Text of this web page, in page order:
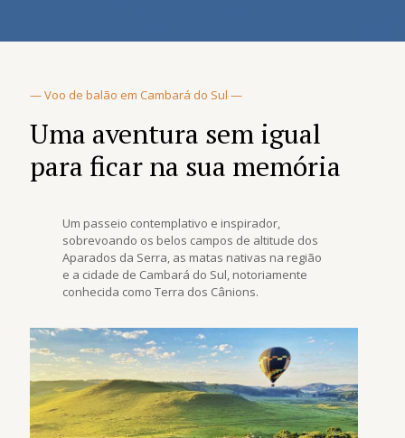
— Voo de balão em Cambará do Sul —
Uma aventura sem igual
para ficar na sua memória
Um passeio contemplativo e inspirador,
sobrevoando os belos campos de altitude dos
Aparados da Serra, as matas nativas na região
e a cidade de Cambará do Sul, notoriamente
conhecida como Terra dos Cânions.